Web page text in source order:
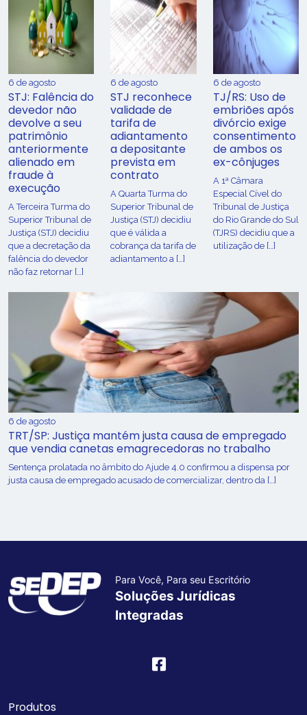
6 de agosto
STJ: Falência do
devedor não
devolve a seu
patrimônio
anteriormente
alienado em
fraude à
execução
A Terceira Turma do
Superior Tribunal de
Justiça (STJ) decidiu
que a decretação da
falência do devedor
não faz retornar […]
6 de agosto
STJ reconhece
validade de
tarifa de
adiantamento
a depositante
prevista em
contrato
A Quarta Turma do
Superior Tribunal de
Justiça (STJ) decidiu
que é válida a
cobrança da tarifa de
adiantamento a […]
6 de agosto
TJ/RS: Uso de
embriões após
divórcio exige
consentimento
de ambos os
ex-cônjuges
A 1ª Câmara
Especial Cível do
Tribunal de Justiça
do Rio Grande do Sul
(TJRS) decidiu que a
utilização de […]
6 de agosto
TRT/SP: Justiça mantém justa causa de empregado
que vendia canetas emagrecedoras no trabalho
Sentença prolatada no âmbito do Ajude 4.0 confirmou a dispensa por
justa causa de empregado acusado de comercializar, dentro da […]
Para Você, Para seu Escritório
Soluções Jurídicas
Integradas
Produtos